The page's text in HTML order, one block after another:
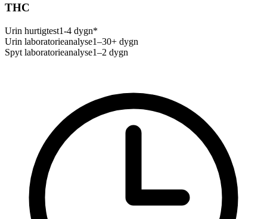
THC
Urin hurtigtest1-4 dygn*
Urin laboratorieanalyse1–30+ dygn
Spyt laboratorieanalyse1–2 dygn